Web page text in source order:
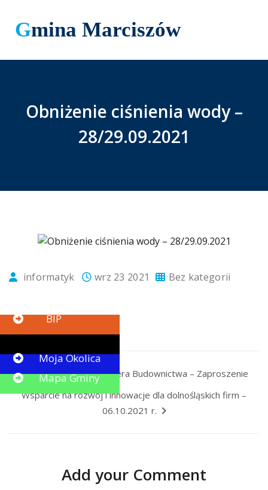
Gmina Marciszów
Obniżenie ciśnienia wody –
28/29.09.2021
informatyk wrz 23 2021 Bez kategorii
Dzień Otwarty Inżyniera Budownictwa – Zaproszenie
Wsparcie na rozwój i innowacje dla dolnośląskich firm –
06.10.2021 r.
Add your Comment
BIP
Button
Moja Okolica
Mapa Gminy